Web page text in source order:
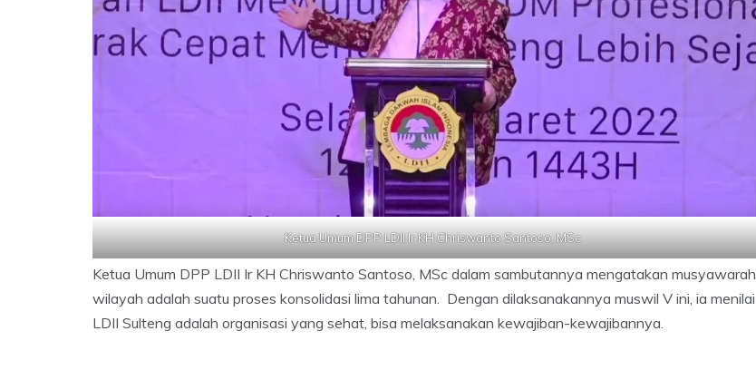
Ketua Umum DPP LDII Ir KH Chriswanto Santoso, MSc
Ketua Umum DPP LDII Ir KH Chriswanto Santoso, MSc dalam sambutannya mengatakan musyawarah
wilayah adalah suatu proses konsolidasi lima tahunan. Dengan dilaksanakannya muswil V ini, ia menilai
LDII Sulteng adalah organisasi yang sehat, bisa melaksanakan kewajiban-kewajibannya.